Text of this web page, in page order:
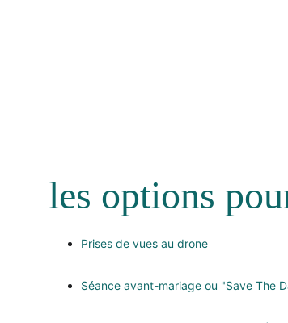
les options
Prises de vues au drone
Séance avant-mariage ou "Save The